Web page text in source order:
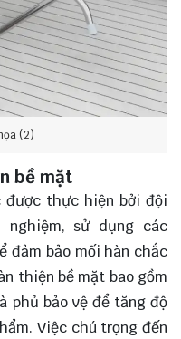
(2)
bề mặt
được thực hiện bởi đội
sử dụng các
đảm bảo mối hàn chắc
thiện bề mặt bao gồm
phủ bảo vệ để tăng độ
Việc chú trọng đến